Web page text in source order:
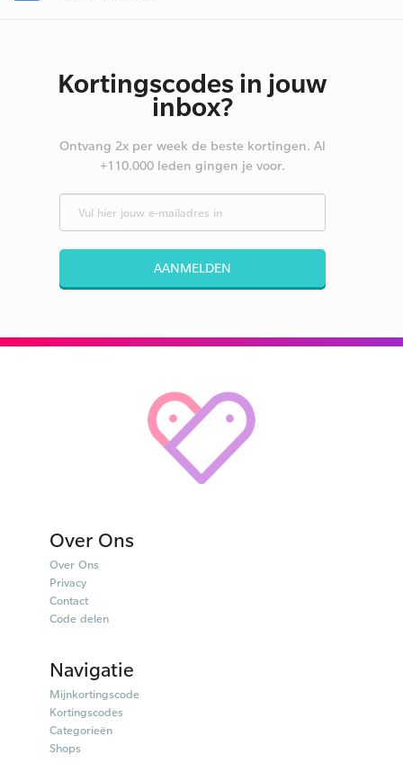
Kortingscodes in jouw
inbox?
Ontvang 2x per week de beste kortingen. Al
+110.000 leden gingen je voor.
AANMELDEN
Over Ons
Over Ons
Privacy
Contact
Code delen
Navigatie
Mijnkortingscode
Kortingscodes
Categorieën
Shops